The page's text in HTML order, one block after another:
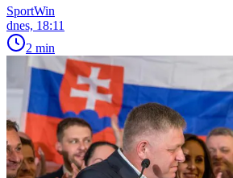
SportWin
dnes, 18:11
2 min